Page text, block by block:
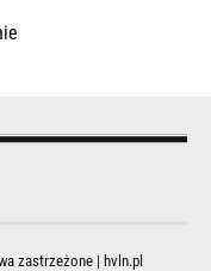
zastrzeżone | hvln.pl